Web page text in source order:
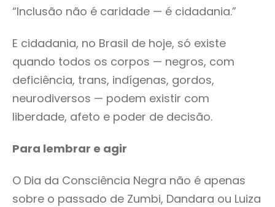
“Inclusão não é caridade — é cidadania.”
E cidadania, no Brasil de hoje, só existe
quando todos os corpos — negros, com
deficiência, trans, indígenas, gordos,
neurodiversos — podem existir com
liberdade, afeto e poder de decisão.
Para lembrar e agir
O Dia da Consciência Negra não é apenas
sobre o passado de Zumbi, Dandara ou Luiza